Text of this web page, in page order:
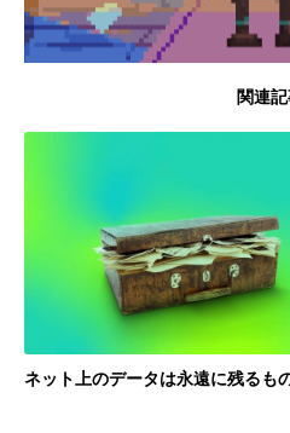
関連
ネット上のデータは永遠に残るも